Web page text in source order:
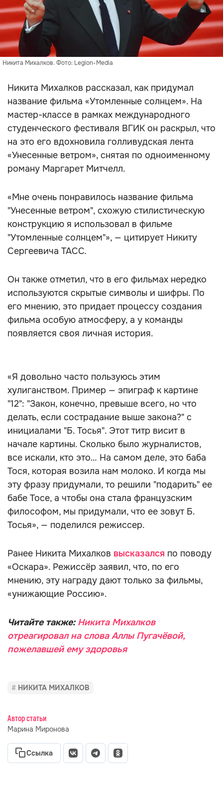
Никита Михалков. Фото: Legion-Media
Никита Михалков рассказал, как придумал
название фильма «Утомленные солнцем». На
мастер-классе в рамках международного
студенческого фестиваля ВГИК он раскрыл, что
на это его вдохновила голливудская лента
«Унесенные ветром», снятая по одноименному
роману Маргарет Митчелл.
«Мне очень понравилось название фильма
"Унесенные ветром", схожую стилистическую
конструкцию я использовал в фильме
"Утомленные солнцем"», — цитирует Никиту
Сергеевича ТАСС.
Он также отметил, что в его фильмах нередко
используются скрытые символы и шифры. По
его мнению, это придает процессу создания
фильма особую атмосферу, а у команды
появляется своя личная история.
«Я довольно часто пользуюсь этим
хулиганством. Пример — эпиграф к картине
"12": "Закон, конечно, превыше всего, но что
делать, если сострадание выше закона?" с
инициалами "Б. Тосья". Этот титр висит в
начале картины. Сколько было журналистов,
все искали, кто это… На самом деле, это баба
Тося, которая возила нам молоко. И когда мы
эту фразу придумали, то решили "подарить" ее
бабе Тосе, а чтобы она стала французским
философом, мы придумали, что ее зовут Б.
Тосья», — поделился режиссер.
Ранее Никита Михалков высказался по поводу
«Оскара». Режиссёр заявил, что, по его
мнению, эту награду дают только за фильмы,
«унижающие Россию».
Читайте также: Никита Михалков
отреагировал на слова Аллы Пугачёвой,
пожелавшей ему здоровья
НИКИТА МИХАЛКОВ
Автор статьи
Марина Миронова
Ссылка